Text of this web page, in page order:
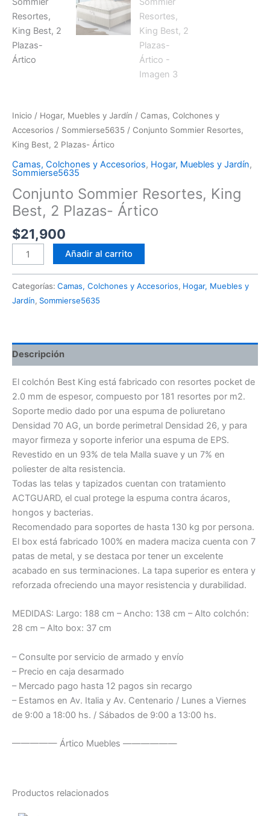
Inicio / Hogar, Muebles y Jardín / Camas, Colchones y
Accesorios / Sommierse5635 / Conjunto Sommier Resortes,
King Best, 2 Plazas- Ártico
Camas, Colchones y Accesorios, Hogar, Muebles y Jardín,
Sommierse5635
Conjunto Sommier Resortes, King
Best, 2 Plazas- Ártico
$21,900
Añadir al carrito
Categorías: Camas, Colchones y Accesorios, Hogar, Muebles y
Jardín, Sommierse5635
Descripción
El colchón Best King está fabricado con resortes pocket de
2.0 mm de espesor, compuesto por 181 resortes por m2.
Soporte medio dado por una espuma de poliuretano
Densidad 70 AG, un borde perimetral Densidad 26, y para
mayor firmeza y soporte inferior una espuma de EPS.
Revestido en un 93% de tela Malla suave y un 7% en
poliester de alta resistencia.
Todas las telas y tapizados cuentan con tratamiento
ACTGUARD, el cual protege la espuma contra ácaros,
hongos y bacterias.
Recomendado para soportes de hasta 130 kg por persona.
El box está fabricado 100% en madera maciza cuenta con 7
patas de metal, y se destaca por tener un excelente
acabado en sus terminaciones. La tapa superior es entera y
reforzada ofreciendo una mayor resistencia y durabilidad.
MEDIDAS: Largo: 188 cm – Ancho: 138 cm – Alto colchón:
28 cm – Alto box: 37 cm
– Consulte por servicio de armado y envío
– Precio en caja desarmado
– Mercado pago hasta 12 pagos sin recargo
– Estamos en Av. Italia y Av. Centenario / Lunes a Viernes
de 9:00 a 18:00 hs. / Sábados de 9:00 a 13:00 hs.
————— Ártico Muebles ——————
Productos relacionados